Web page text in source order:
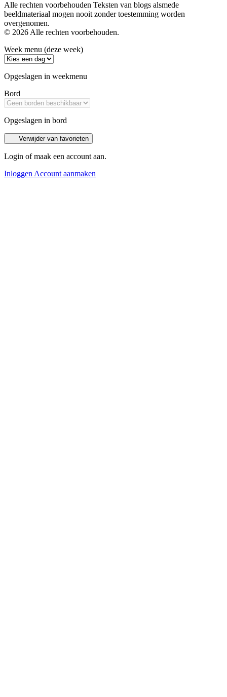
Alle rechten voorbehouden Teksten van blogs alsmede
beeldmateriaal mogen nooit zonder toestemming worden
overgenomen.
© 2026 Alle rechten voorbehouden.
Week menu (deze week)
Opgeslagen in weekmenu
Bord
Opgeslagen in bord
Verwijder van favorieten
Login of maak een account aan.
Inloggen Account aanmaken